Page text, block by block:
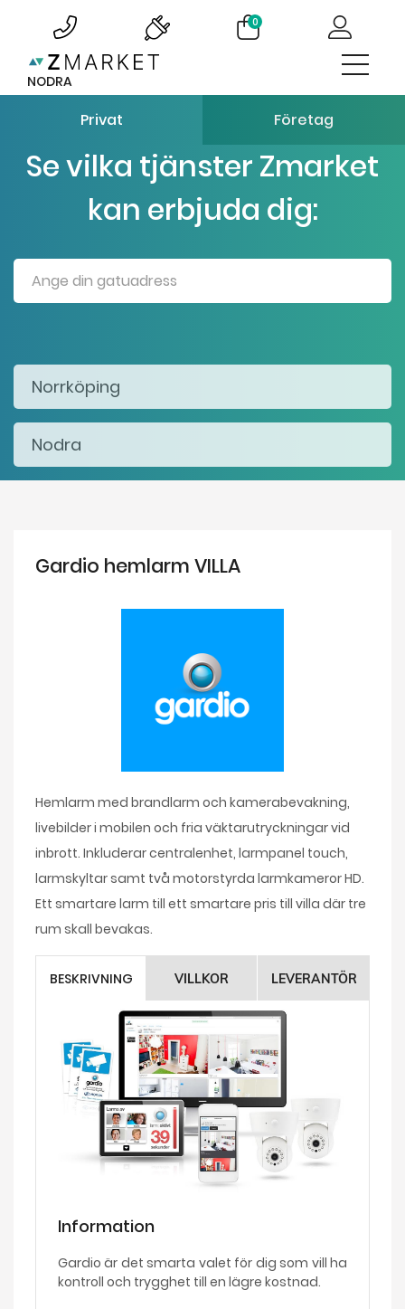
0
NODRA
Privat Företag
Se vilka tjänster Zmarket
kan erbjuda dig:
Gardio hemlarm VILLA
Hemlarm med brandlarm och kamerabevakning,
livebilder i mobilen och fria väktarutryckningar vid
inbrott. Inkluderar centralenhet, larmpanel touch,
larmskyltar samt två motorstyrda larmkameror HD.
Ett smartare larm till ett smartare pris till villa där tre
rum skall bevakas.
BESKRIVNING VILLKOR LEVERANTÖR
Information
Gardio är det smarta valet för dig som vill ha
kontroll och trygghet till en lägre kostnad.